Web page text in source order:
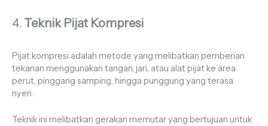
4. Teknik Pijat Kompresi
Pijat kompresi adalah metode yang melibatkan pemberian
tekanan menggunakan tangan, jari, atau alat pijat ke area
perut, pinggang samping, hingga punggung yang terasa
nyeri.
Teknik ini melibatkan gerakan memutar yang bertujuan untuk